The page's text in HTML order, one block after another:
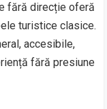
fără direcție oferă
turistice clasice.
accesibile,
fără presiune